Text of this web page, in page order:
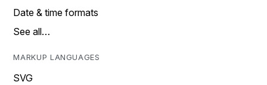
Date & time formats
See all…
MARKUP LANGUAGES
SVG